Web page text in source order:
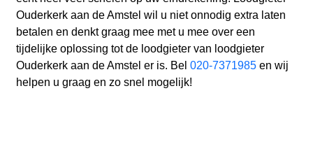
Ouderkerk aan de Amstel wil u niet onnodig extra laten
betalen en denkt graag mee met u mee over een
tijdelijke oplossing tot de loodgieter van loodgieter
Ouderkerk aan de Amstel er is. Bel 020-7371985en wij
helpen u graag en zo snel mogelijk!